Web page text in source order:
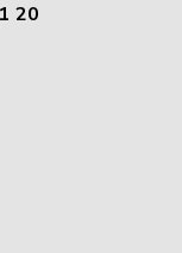
20